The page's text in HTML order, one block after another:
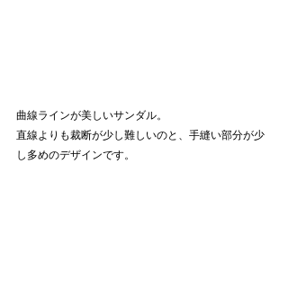
曲線ラインが美しいサンダル。
直線よりも裁断が少し難しいのと、手縫い部分が少
し多めのデザインです。